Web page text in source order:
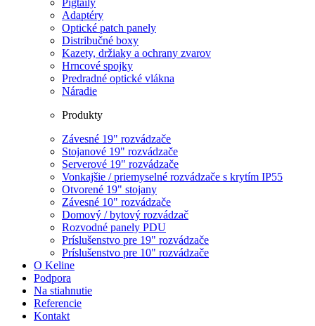
Adaptéry
Optické patch panely
Distribučné boxy
Kazety, držiaky a ochrany zvarov
Hrncové spojky
Predradné optické vlákna
Náradie
Produkty
Závesné 19" rozvádzače
Stojanové 19" rozvádzače
Serverové 19" rozvádzače
Vonkajšie / priemyselné rozvádzače s krytím IP55
Otvorené 19" stojany
Závesné 10" rozvádzače
Domový / bytový rozvádzač
Rozvodné panely PDU
Príslušenstvo pre 19" rozvádzače
Príslušenstvo pre 10" rozvádzače
O Keline
Podpora
Na stiahnutie
Referencie
Kontakt